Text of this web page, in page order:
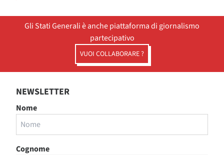
Gli Stati Generali è anche piattaforma di giornalismo
partecipativo
VUOI COLLABORARE ?
NEWSLETTER
Nome
Cognome